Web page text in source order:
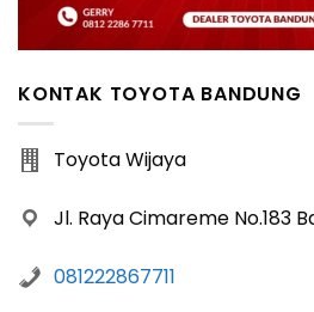
KONTAK TOYOTA BANDUNG
Toyota Wijaya
Jl. Raya Cimareme No.183
081222867711